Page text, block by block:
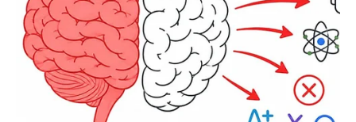
Dan vam donosi mnogo pozitivne energije.
VODOLIJA
Vodolije očekuje zanimljiv razgovor koji otvara nove